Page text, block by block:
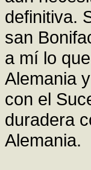
definitiva.
san
a mí lo
Alemania
con el
duradera
Alemania.